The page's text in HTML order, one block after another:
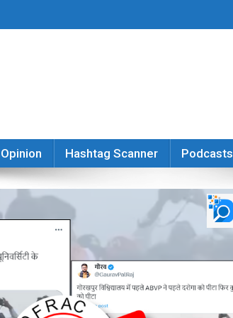
Opinion Hashtag Scanner Podcasts